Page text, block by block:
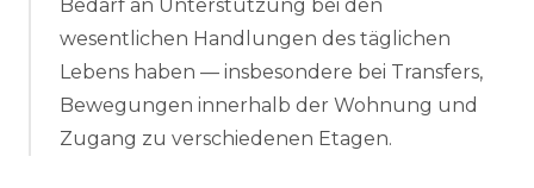
Bedarf an Unterstützung bei den
wesentlichen Handlungen des täglichen
Lebens haben — insbesondere bei Transfers,
Bewegungen innerhalb der Wohnung und
Zugang zu verschiedenen Etagen.